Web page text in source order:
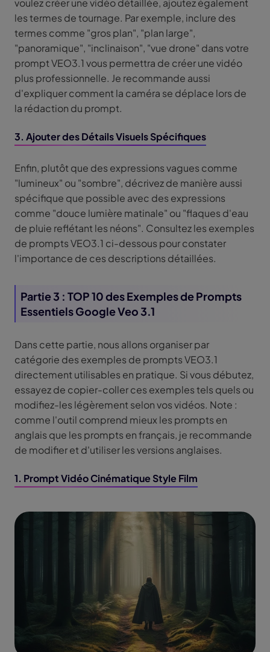
voulez créer une vidéo détaillée, ajoutez également
les termes de tournage. Par exemple, inclure des
termes comme "gros plan", "plan large",
"panoramique", "inclinaison", "vue drone" dans votre
prompt VEO3.1 vous permettra de créer une vidéo
plus professionnelle. Je recommande aussi
d'expliquer comment la caméra se déplace lors de
la rédaction du prompt.
3. Ajouter des Détails Visuels Spécifiques
Enfin, plutôt que des expressions vagues comme
"lumineux" ou "sombre", décrivez de manière aussi
spécifique que possible avec des expressions
comme "douce lumière matinale" ou "flaques d'eau
de pluie reflétant les néons". Consultez les exemples
de prompts VEO3.1 ci-dessous pour constater
l'importance de ces descriptions détaillées.
Partie 3 : TOP 10 des Exemples de Prompts
Essentiels Google Veo 3.1
Dans cette partie, nous allons organiser par
catégorie des exemples de prompts VEO3.1
directement utilisables en pratique. Si vous débutez,
essayez de copier-coller ces exemples tels quels ou
modifiez-les légèrement selon vos vidéos. Note :
comme l'outil comprend mieux les prompts en
anglais que les prompts en français, je recommande
de modifier et d'utiliser les versions anglaises.
1. Prompt Vidéo Cinématique Style Film